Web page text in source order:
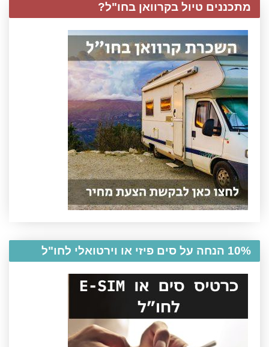
מתכננים טיול בקרוואן בחו"ל?
10% הנחה על סים פיזי או וירטואלי לחו"ל